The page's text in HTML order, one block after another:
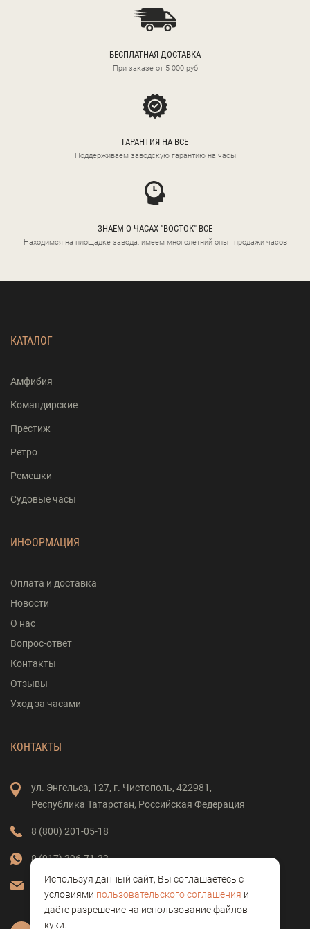
БЕСПЛАТНАЯ ДОСТАВКА
При заказе от 5 000 руб
ГАРАНТИЯ НА ВСЕ
Поддерживаем заводскую гарантию на часы
ЗНАЕМ О ЧАСАХ "ВОСТОК" ВСЕ
Находимся на площадке завода, имеем многолетний опыт продажи часов
КАТАЛОГ
Амфибия
Командирские
Престиж
Ретро
Ремешки
Судовые часы
ИНФОРМАЦИЯ
Оплата и доставка
Новости
О нас
Вопрос-ответ
Контакты
Отзывы
Уход за часами
КОНТАКТЫ
ул. Энгельса, 127, г. Чистополь, 422981,
Республика Татарстан, Российская Федерация
8 (800) 201-05-18
8 (917) 396-71-33
vostok-clock@mail.ru
Используя данный сайт, Вы соглашаетесь с
условиями пользовательского соглашения и
даёте разрешение на использование файлов
куки.